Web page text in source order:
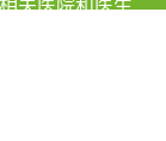
关医院和医生